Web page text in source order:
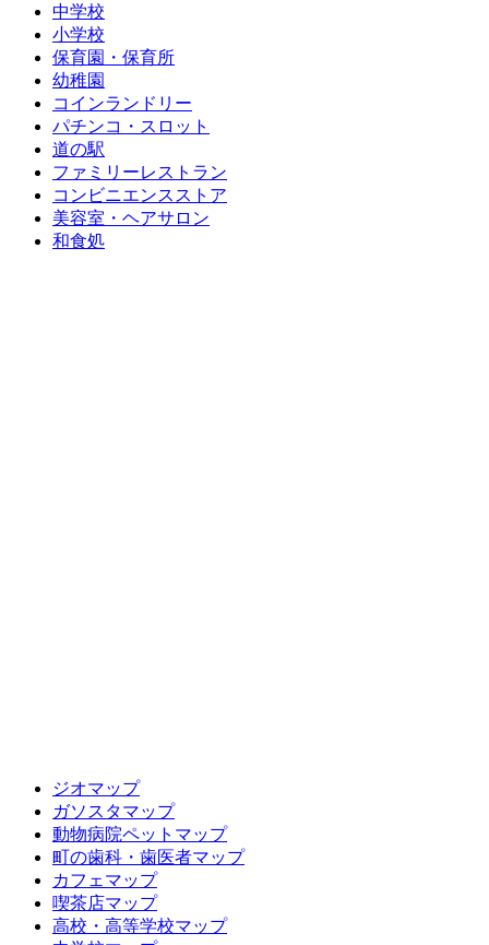
中学校
小学校
保育園・保育所
幼稚園
コインランドリー
パチンコ・スロット
道の駅
ファミリーレストラン
コンビニエンスストア
美容室・ヘアサロン
和食処
ジオマップ
ガソスタマップ
動物病院ペットマップ
町の歯科・歯医者マップ
カフェマップ
喫茶店マップ
高校・高等学校マップ